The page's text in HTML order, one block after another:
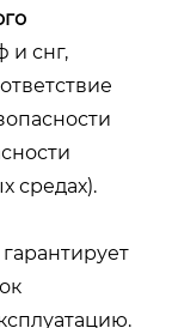
и снг,
средах).